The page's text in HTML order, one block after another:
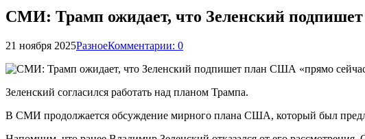
СМИ: Трамп ожидает, что Зеленский
21 ноября 2025РазноеКомментарии: 0
Зеленский согласился работать над планом Трампа.
В СМИ продолжается обсуждение мирного плана США, который был